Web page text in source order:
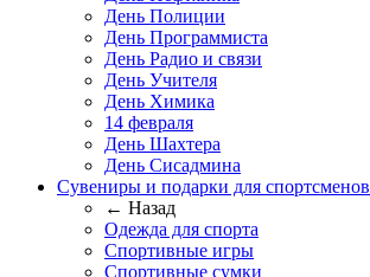
День Полиции
День Программиста
День Радио и связи
День Учителя
День Химика
14 февраля
День Шахтера
День Сисадмина
Сувениры и подарки для спортсменов
← Назад
Одежда для спорта
Спортивные игры
Спортивные сумки